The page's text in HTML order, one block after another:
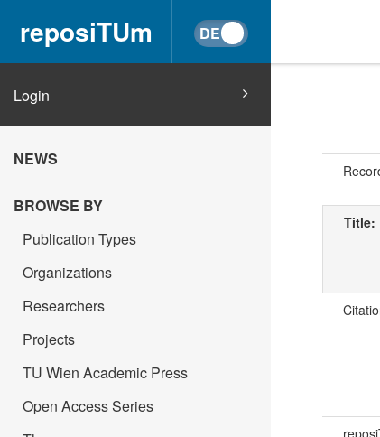
reposiTUm
Login
NEWS
BROWSE BY
Publication Types
Organizations
Researchers
Projects
TU Wien Academic Press
Open Access Series
Title: